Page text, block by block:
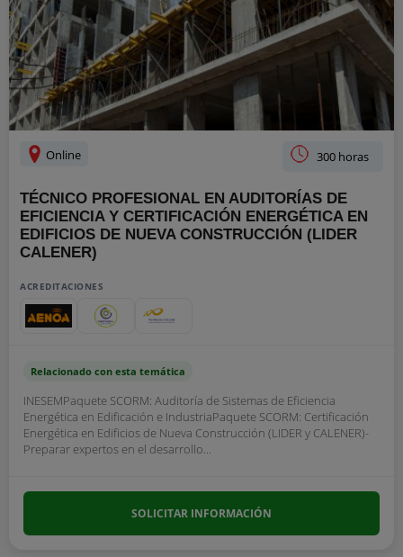
Online 300 horas
TÉCNICO PROFESIONAL EN AUDITORÍAS DE
EFICIENCIA Y CERTIFICACIÓN ENERGÉTICA EN
EDIFICIOS DE NUEVA CONSTRUCCIÓN (LIDER
CALENER)
ACREDITACIONES
Relacionado con esta temática
INESEMPaquete SCORM: Auditoría de Sistemas de Eficiencia
Energética en Edificación e IndustriaPaquete SCORM: Certificación
Energética en Edificios de Nueva Construcción (LIDER y CALENER)-
Preparar expertos en el desarrollo...
SOLICITAR INFORMACIÓN